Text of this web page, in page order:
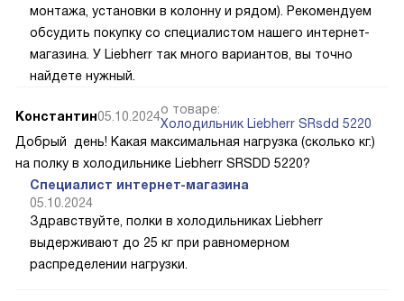
монтажа, установки в колонну и рядом). Рекомендуем
обсудить покупку со специалистом нашего интернет-
магазина. У Liebherr так много вариантов, вы точно
найдете нужный.
Константин05.10.2024о товаре:
Холодильник Liebherr SRsdd 5220
Добрый день! Какая максимальная нагрузка (сколько кг.)
на полку в холодильнике Liebherr SRSDD 5220?
Специалист интернет-магазина
05.10.2024
Здравствуйте, полки в холодильниках Liebherr
выдерживают до 25 кг при равномерном
распределении нагрузки.